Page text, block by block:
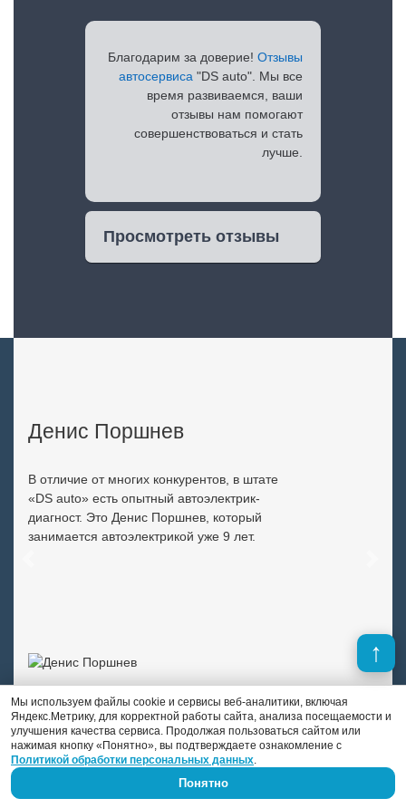
Благодарим за доверие! Отзывы
автосервиса "DS auto". Мы все
время развиваемся, ваши
отзывы нам помогают
совершенствоваться и стать
лучше.
Просмотреть отзывы
Денис Поршнев
В отличие от многих конкурентов, в штате
«DS auto» есть опытный автоэлектрик-
диагност. Это Денис Поршнев, который
занимается автоэлектрикой уже 9 лет.
Мы используем файлы cookie и сервисы веб-аналитики, включая
Яндекс.Метрику, для корректной работы сайта, анализа посещаемости и
улучшения качества сервиса. Продолжая пользоваться сайтом или
нажимая кнопку «Понятно», вы подтверждаете ознакомление с
Политикой обработки персональных данных.
Понятно